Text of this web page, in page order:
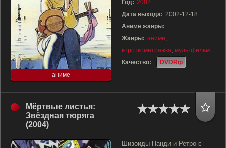
аниме
Год: 2002
Дата выхода: 2002-12-18
Аниме жанры:
Жанры: аниме,
короткометражка, мультфильм
Качество:
DVDRip
Мёртвые листья:
Звёздная тюряга
(2004)
Шизоиды Панди и Ретро с